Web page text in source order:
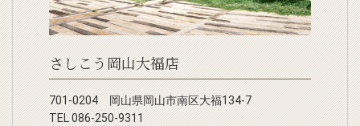
さしこう岡山大福店
701-0204 岡山県岡山市南区大福134-7
TEL 086-250-9311